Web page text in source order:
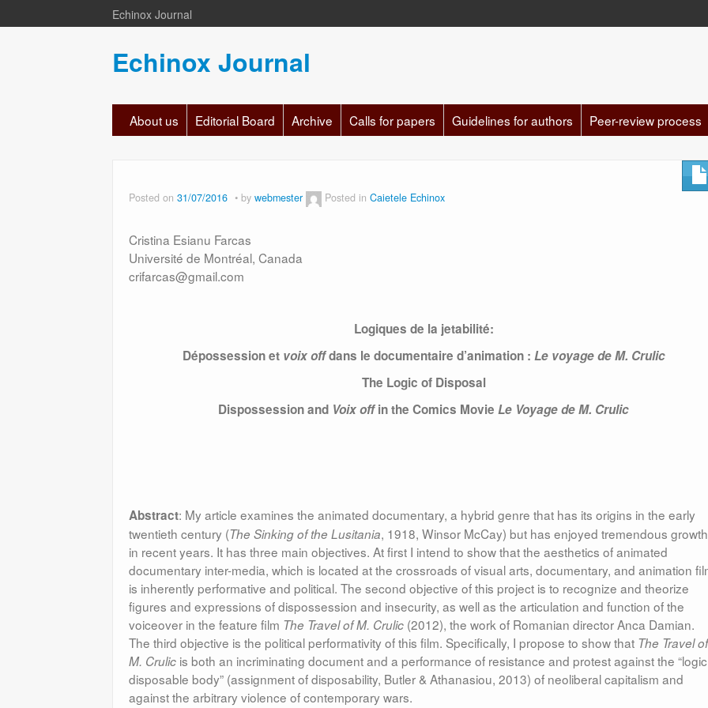
Echinox Journal
Echinox Journal
About us Editorial Board Archive Calls for papers Guidelines for authors Peer-review process
Posted on 31/07/2016 by webmester Posted in Caietele Echinox
Cristina Esianu Farcas
Université de Montréal, Canada
crifarcas@gmail.com
Logiques de la jetabilité:
Dépossession et voix offdans le documentaire d’animation : Le voyage de M. Crulic
The Logic of Disposal
Dispossession and Voix offin the Comics MovieLe Voyage de M. Crulic
Abstract: My article examines the animated documentary, a hybrid genre that has its origins in the early
twentieth century (The Sinking of the Lusitania, 1918, Winsor McCay) but has enjoyed tremendous growth
in recent years. It has three main objectives. At first I intend to show that the aesthetics of animated
documentary inter-media, which is located at the crossroads of visual arts, documentary, and animation
is inherently performative and political. The second objective of this project is to recognize and theorize
figures and expressions of dispossession and insecurity, as well as the articulation and function of the
voiceover in the feature film The Travel of M. Crulic (2012), the work of Romanian director Anca Damian.
The third objective is the political performativity of this film. Specifically, I propose to show that The Travel of
M. Crulic is both an incriminating document and a performance of resistance and protest against the “logic
disposable body” (assignment of disposability, Butler & Athanasiou, 2013) of neoliberal capitalism and
against the arbitrary violence of contemporary wars.